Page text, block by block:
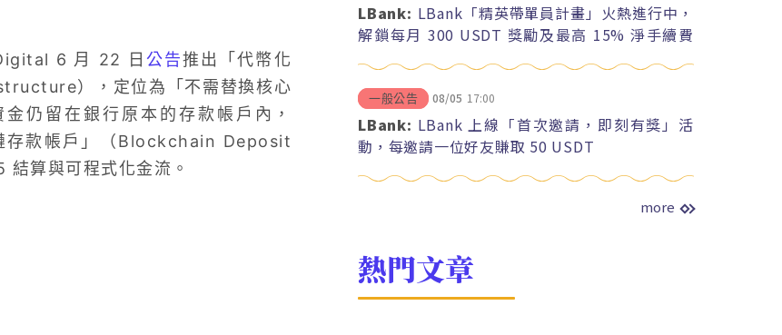
6 月 22 日 公告推出「代幣化
），定位為「不需替換核心
仍留在銀行原本的存款帳戶內，
存款帳戶」（Blockchain Deposit
算與可程式化金流。
LBank: LBank「精英帶單員計畫」火熱進行中，
解鎖每月 300 USDT 獎勵及最高 15% 淨手續費
一般公告 08/05 17:00
LBank: LBank 上線「首次邀請，即刻有獎」活
動，每邀請一位好友賺取 50 USDT
more
熱門文章